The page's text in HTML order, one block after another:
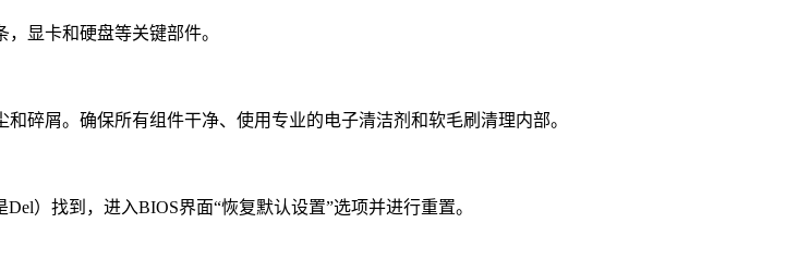
显卡和硬盘等关键部件。
碎屑。确保所有组件干净、使用专业的电子清洁剂和软毛刷清理内部。
）找到，进入BIOS界面“恢复默认设置”选项并进行重置。